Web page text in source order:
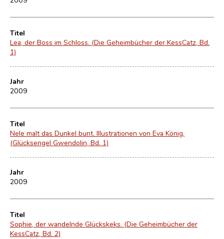
Titel
Lea, der Boss im Schloss. (Die Geheimbücher der KessCatz, Bd.
1)
Jahr
2009
Titel
Nele malt das Dunkel bunt. Illustrationen von Eva König.
(Glücksengel Gwendolin, Bd. 1)
Jahr
2009
Titel
Sophie, der wandelnde Glückskeks. (Die Geheimbücher der
KessCatz, Bd. 2)